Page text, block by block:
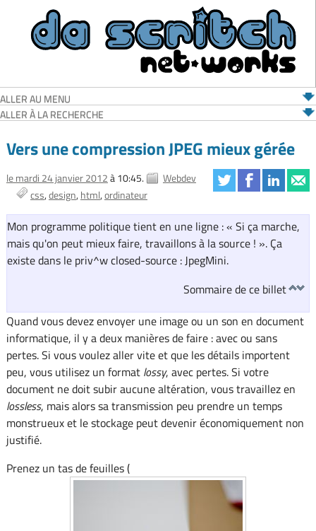
ALLER AU MENU
ALLER À LA RECHERCHE
Vers une compression JPEG mieux gérée
le mardi 24 janvier 2012à 10:45.
Webdev
css design html ordinateur
Mon programme politique tient en une ligne : « Si ça marche,
mais qu'on peut mieux faire, travaillons à la source ! ». Ça
existe dans le priv^w closed-source : JpegMini.
Sommaire de ce billet
Quand vous devez envoyer une image ou un son en document
informatique, il y a deux manières de faire : avec ou sans
pertes. Si vous voulez aller vite et que les détails importent
peu, vous utilisez un format lossy, avec pertes. Si votre
document ne doit subir aucune altération, vous travaillez en
lossless, mais alors sa transmission peu prendre un temps
monstrueux et le stockage peut devenir économiquement non
justifié.
Prenez un tas de feuilles (